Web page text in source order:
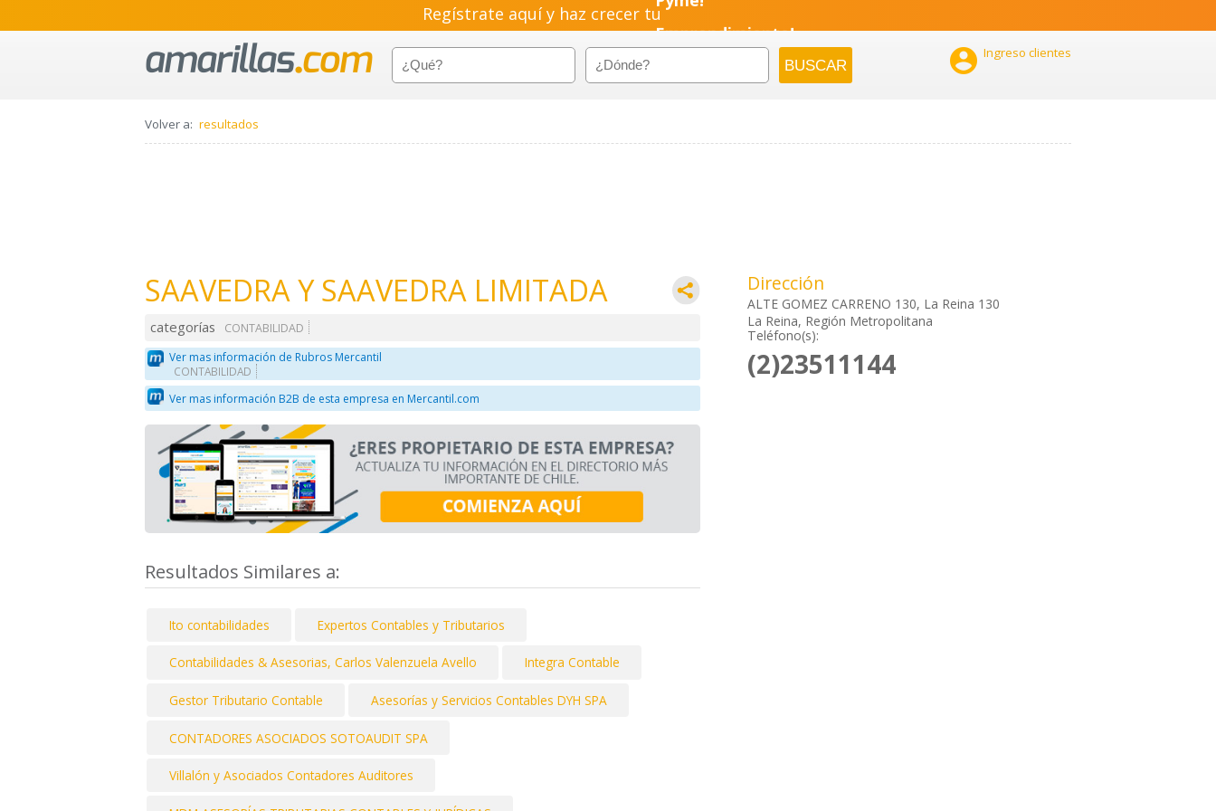
Regístrate aquí y haz crecer tuPyme!
Emprendimiento!
 Ingreso clientes
Volver a: resultados
SAAVEDRA Y SAAVEDRA LIMITADA
categorías
CONTABILIDAD
Ver mas información de Rubros Mercantil
CONTABILIDAD
Ver mas información B2B de esta empresa en Mercantil.com
Resultados Similares a:
Ito contabilidades Expertos Contables y Tributarios
Contabilidades & Asesorias, Carlos Valenzuela Avello Integra Contable
Gestor Tributario Contable Asesorías y Servicios Contables DYH SPA
CONTADORES ASOCIADOS SOTOAUDIT SPA
Villalón y Asociados Contadores Auditores
Dirección
ALTE GOMEZ CARRENO 130, La Reina 130
La Reina, Región Metropolitana
Teléfono(s):
(2)23511144